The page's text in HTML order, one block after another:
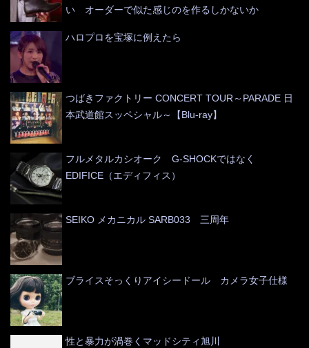
い オーダーで似た感じのを作るしかないか
ハロプロを宝塚に例えたら
つばきファクトリー CONCERT TOUR～PARADE 日
本武道館スッペシャル～【Blu-ray】
フルメタルカシオーク G-SHOCKではなく
EDIFICE（エディフィス）
SEIKO メカニカル SARB033 三周年
ブライスそっくりアイシードール カメラ女子仕様
性と暴力が渦巻くマッドシティ旭川